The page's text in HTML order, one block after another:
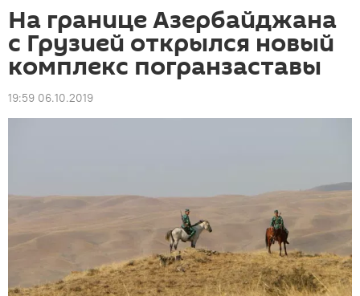
На границе Азербайджана
с Грузией открылся новый
комплекс погранзаставы
19:59 06.10.2019